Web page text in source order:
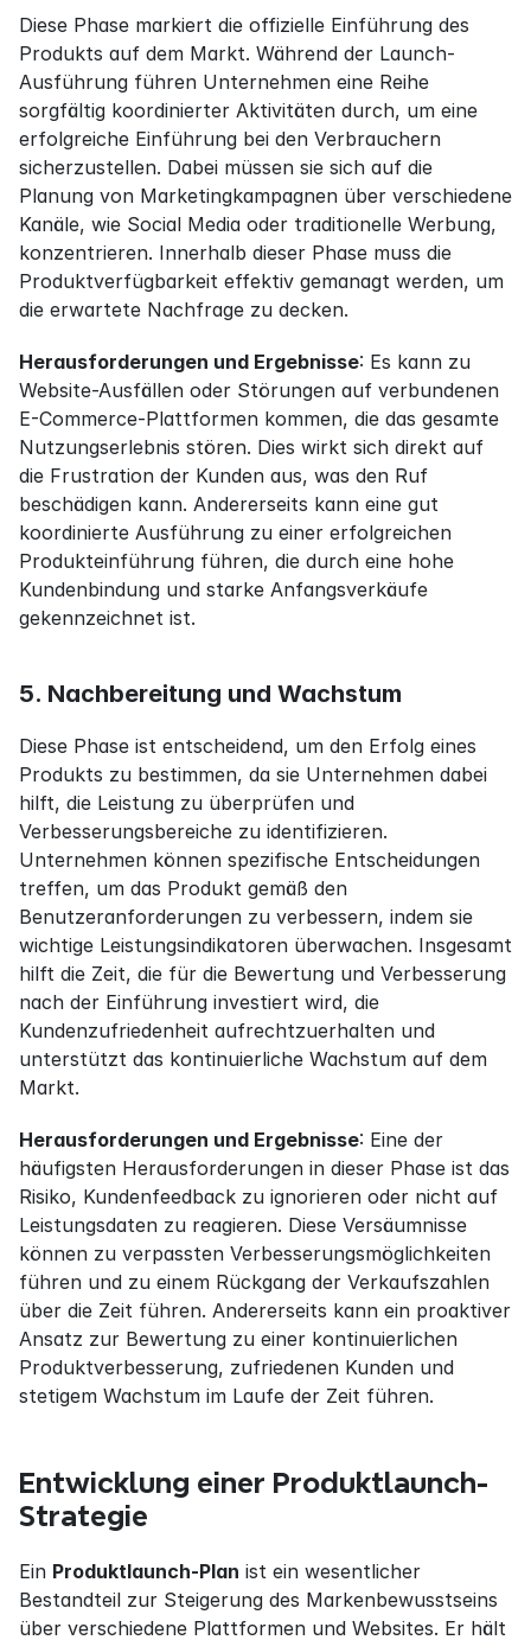
Diese Phase markiert die offizielle Einführung des
Produkts auf dem Markt. Während der Launch-
Ausführung führen Unternehmen eine Reihe
sorgfältig koordinierter Aktivitäten durch, um eine
erfolgreiche Einführung bei den Verbrauchern
sicherzustellen. Dabei müssen sie sich auf die
Planung von Marketingkampagnen über verschiedene
Kanäle, wie Social Media oder traditionelle Werbung,
konzentrieren. Innerhalb dieser Phase muss die
Produktverfügbarkeit effektiv gemanagt werden, um
die erwartete Nachfrage zu decken.
Herausforderungen und Ergebnisse: Es kann zu
Website-Ausfällen oder Störungen auf verbundenen
E-Commerce-Plattformen kommen, die das gesamte
Nutzungserlebnis stören. Dies wirkt sich direkt auf
die Frustration der Kunden aus, was den Ruf
beschädigen kann. Andererseits kann eine gut
koordinierte Ausführung zu einer erfolgreichen
Produkteinführung führen, die durch eine hohe
Kundenbindung und starke Anfangsverkäufe
gekennzeichnet ist.
5. Nachbereitung und Wachstum
Diese Phase ist entscheidend, um den Erfolg eines
Produkts zu bestimmen, da sie Unternehmen dabei
hilft, die Leistung zu überprüfen und
Verbesserungsbereiche zu identifizieren.
Unternehmen können spezifische Entscheidungen
treffen, um das Produkt gemäß den
Benutzeranforderungen zu verbessern, indem sie
wichtige Leistungsindikatoren überwachen. Insgesamt
hilft die Zeit, die für die Bewertung und Verbesserung
nach der Einführung investiert wird, die
Kundenzufriedenheit aufrechtzuerhalten und
unterstützt das kontinuierliche Wachstum auf dem
Markt.
Herausforderungen und Ergebnisse: Eine der
häufigsten Herausforderungen in dieser Phase ist das
Risiko, Kundenfeedback zu ignorieren oder nicht auf
Leistungsdaten zu reagieren. Diese Versäumnisse
können zu verpassten Verbesserungsmöglichkeiten
führen und zu einem Rückgang der Verkaufszahlen
über die Zeit führen. Andererseits kann ein proaktiver
Ansatz zur Bewertung zu einer kontinuierlichen
Produktverbesserung, zufriedenen Kunden und
stetigem Wachstum im Laufe der Zeit führen.
Entwicklung einer Produktlaunch-
Strategie
Ein Produktlaunch-Plan ist ein wesentlicher
Bestandteil zur Steigerung des Markenbewusstseins
über verschiedene Plattformen und Websites. Er hält